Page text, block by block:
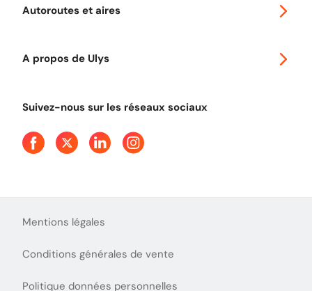
Autoroutes et aires
A propos de Ulys
Presse
Suivez-nous sur les réseaux sociaux
Mentions légales
Conditions générales de vente
Politique données personnelles